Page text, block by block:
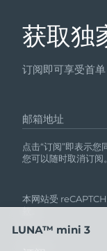
获取独
订阅即可享受首单
邮箱地址
点击“订阅”即表示
您可以随时取消订阅。
本网站受
款。
LUNA™ mini 3